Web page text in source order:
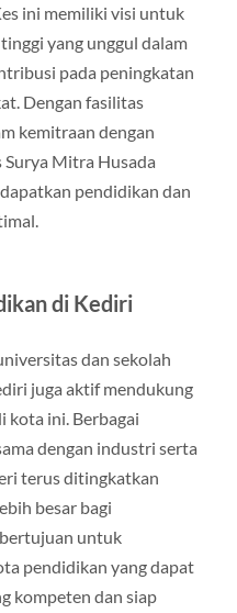
ini memiliki visi untuk
yang unggul dalam
pada peningkatan
Dengan fasilitas
kemitraan dengan
Surya Mitra Husada
pendidikan dan
di Kediri
dan sekolah
juga aktif mendukung
kota ini. Berbagai
dengan industri serta
terus ditingkatkan
besar bagi
untuk
pendidikan yang dapat
kompeten dan siap